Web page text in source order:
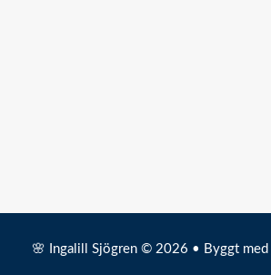
🌸 Ingalill Sjögren © 2026 • Byggt med